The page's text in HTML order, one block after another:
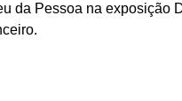
da Pessoa na exposição